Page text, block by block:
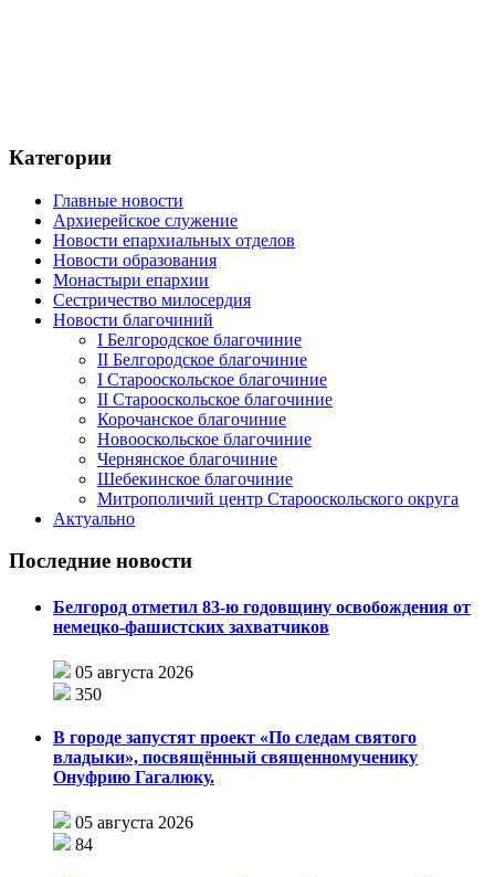
Категории
Главные новости
Архиерейское служение
Новости епархиальных отделов
Новости образования
Монастыри епархии
Сестричество милосердия
Новости благочиний
I Белгородское благочиние
II Белгородское благочиние
I Старооскольское благочиние
II Старооскольское благочиние
Корочанское благочиние
Новооскольское благочиние
Чернянское благочиние
Шебекинское благочиние
Митрополичий центр Старооскольского округа
Актуально
Последние новости
Белгород отметил 83-ю годовщину освобождения от
немецко-фашистских захватчиков
05 августа 2026
350
В городе запустят проект «По следам святого
владыки», посвящённый священномученику
Онуфрию Гагалюку.
05 августа 2026
84